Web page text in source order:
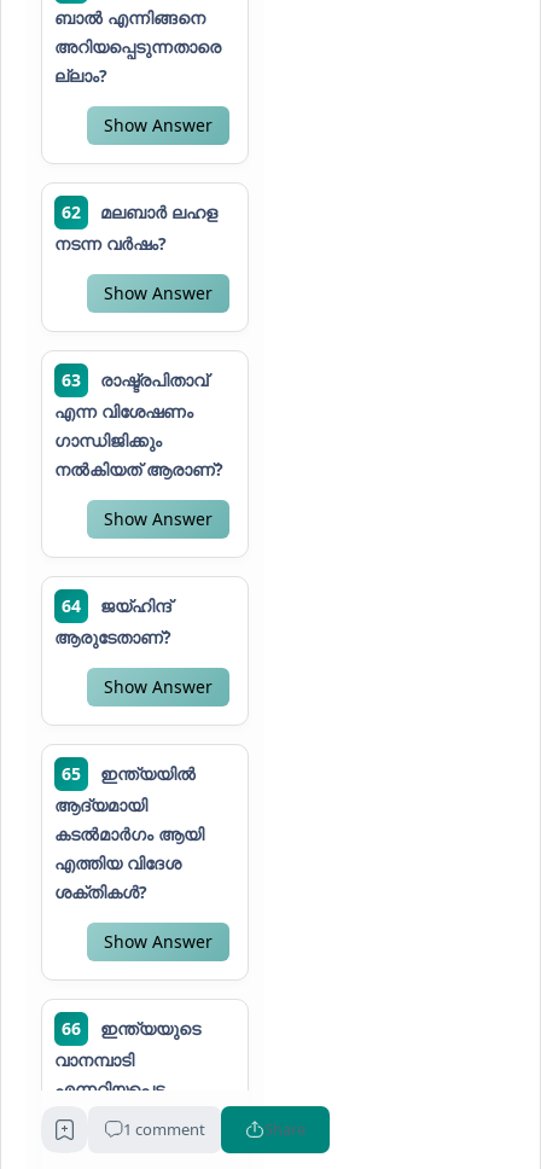
ബാൽ എന്നിങ്ങനെ
അറിയപ്പെടുന്നതാരെ
ല്ലാം?
Show Answer
62
മലബാർ ലഹള
നടന്ന വർഷം?
Show Answer
63
രാഷ്ട്രപിതാവ്
എന്ന വിശേഷണം
ഗാന്ധിജിക്കും
നൽകിയത് ആരാണ്?
Show Answer
64
ജയ്ഹിന്ദ്
ആരുടേതാണ്?
Show Answer
65
ഇന്ത്യയിൽ
ആദ്യമായി
കടൽമാർഗം ആയി
എത്തിയ വിദേശ
ശക്തികൾ?
Show Answer
66
ഇന്ത്യയുടെ
വാനമ്പാടി
എന്നറിയപ്പെട്ട
സ്വാതന്ത്ര്യസമര
സേനാനി?
1 comment Share